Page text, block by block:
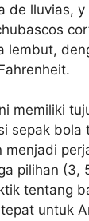
de lluvias,
lembut,
memiliki
sepak bola
menjadi
pilihan (3,
tentang
untuk